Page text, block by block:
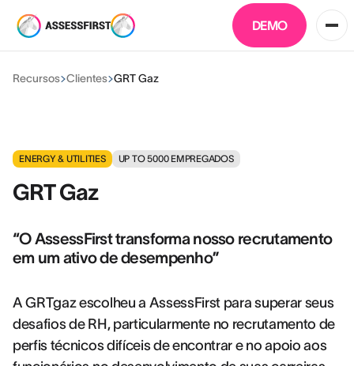
DEMO
Recursos Clientes GRT Gaz
ENERGY & UTILITIES UP TO 5000 EMPREGADOS
GRT Gaz
“O AssessFirst transforma nosso recrutamento
em um ativo de desempenho”
A GRTgaz escolheu a AssessFirst para superar seus
desafios de RH, particularmente no recrutamento de
perfis técnicos difíceis de encontrar e no apoio aos